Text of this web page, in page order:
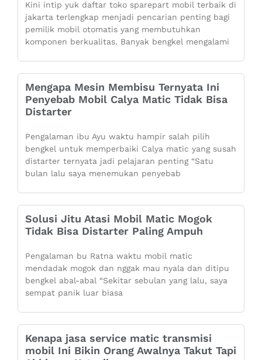
Kini intip yuk daftar toko sparepart mobil terbaik di
jakarta terlengkap menjadi pencarian penting bagi
pemilik mobil otomatis yang membutuhkan
komponen berkualitas. Banyak bengkel mengalami
Mengapa Mesin Membisu Ternyata Ini
Penyebab Mobil Calya Matic Tidak Bisa
Distarter
Pengalaman ibu Ayu waktu hampir salah pilih
bengkel untuk memperbaiki Calya matic yang susah
distarter ternyata jadi pelajaran penting “Satu
bulan lalu saya menemukan penyebab
Solusi Jitu Atasi Mobil Matic Mogok
Tidak Bisa Distarter Paling Ampuh
Pengalaman bu Ratna waktu mobil matic
mendadak mogok dan nggak mau nyala dan ditipu
bengkel abal-abal “Sekitar sebulan yang lalu, saya
sempat panik luar biasa
Kenapa jasa service matic transmisi
mobil Ini Bikin Orang Awalnya Takut Tapi